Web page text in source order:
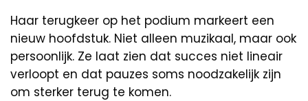
Haar terugkeer op het podium markeert een
nieuw hoofdstuk. Niet alleen muzikaal, maar ook
persoonlijk. Ze laat zien dat succes niet lineair
verloopt en dat pauzes soms noodzakelijk zijn
om sterker terug te komen.